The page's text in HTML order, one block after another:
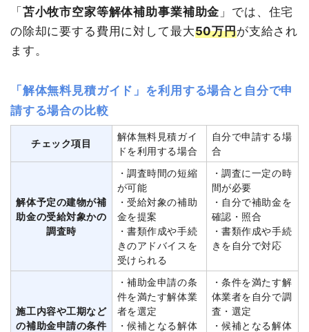
「苫小牧市空家等解体補助事業補助金 」では、住宅
の除却に要する費用に対して最大50万円が支給され
ます。
「解体無料見積ガイド」を利用する場合と自分で申
請する場合の比較
チェック項目
解体無料見積ガイ
ドを利用する場合
自分で申請する場
合
解体予定の建物が補
助金の受給対象かの
調査時
・調査時間の短縮
が可能
・受給対象の補助
金を提案
・書類作成や手続
きのアドバイスを
受けられる
・調査に一定の時
間が必要
・自分で補助金を
確認・照合
・書類作成や手続
きを自分で対応
施工内容や工期など
の補助金申請の条件
・補助金申請の条
件を満たす解体業
者を選定
・候補となる解体
・条件を満たす解
体業者を自分で調
査・選定
・候補となる解体